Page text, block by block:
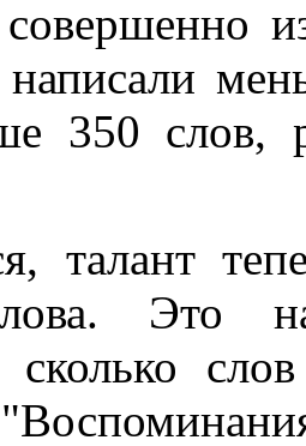
написали
350 слов,
талант
Это
сколько